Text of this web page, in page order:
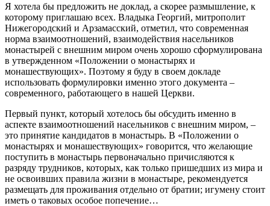
Я хотела бы предложить не доклад, а скорее размышление, к
которому приглашаю всех. Владыка Георгий, митрополит
Нижегородский и Арзамасский, отметил, что современная
норма взаимоотношений, взаимодействия насельников
монастырей с внешним миром очень хорошо сформулирована
в утвержденном «Положении о монастырях и
монашествующих». Поэтому я буду в своем докладе
использовать формулировки именно этого документа –
современного, работающего в нашей Церкви.
Первый пункт, который хотелось бы обсудить именно в
аспекте взаимоотношений насельников с внешним миром, –
это принятие кандидатов в монастырь. В «Положении о
монастырях и монашествующих» говорится, что желающие
поступить в монастырь первоначально причисляются к
разряду трудников, которых, как только пришедших из мира и
не освоивших правила жизни в монастыре, рекомендуется
размещать для проживания отдельно от братии; игумену стоит
иметь о таковых особое попечение…